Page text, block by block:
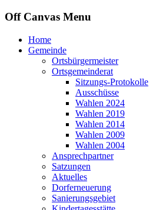
Off Canvas Menu
Home
Gemeinde
Ortsbürgermeister
Ortsgemeinderat
Sitzungs-Protokolle
Ausschüsse
Wahlen 2024
Wahlen 2019
Wahlen 2014
Wahlen 2009
Wahlen 2004
Ansprechpartner
Satzungen
Aktuelles
Dorferneuerung
Sanierungsgebiet